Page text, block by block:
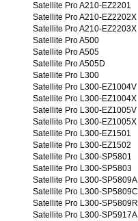
Satellite Pro A210-EZ2201
Satellite Pro A210-EZ2202X
Satellite Pro A210-EZ2203X
Satellite Pro A500
Satellite Pro A505
Satellite Pro A505D
Satellite Pro L300
Satellite Pro L300-EZ1004V
Satellite Pro L300-EZ1004X
Satellite Pro L300-EZ1005V
Satellite Pro L300-EZ1005X
Satellite Pro L300-EZ1501
Satellite Pro L300-EZ1502
Satellite Pro L300-SP5801
Satellite Pro L300-SP5803
Satellite Pro L300-SP5809A
Satellite Pro L300-SP5809C
Satellite Pro L300-SP5809R
Satellite Pro L300-SP5917A